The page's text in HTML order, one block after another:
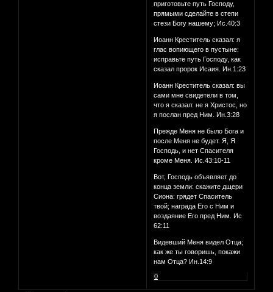
приготовьте путь Господу,
прямыми сделайте в степи
стези Богу нашему; Ис.40:3
Иоанн Креститель сказал: я
глас вопиющего в пустыне:
исправьте путь Господу, как
сказал пророк Исаия. Ин.1:23
Иоанн Креститель сказал: вы
сами мне свидетели в том,
что я сказал: не я Христос, но
я послан пред Ним. Ин.3:28
Прежде Меня не было Бога и
после Меня не будет. Я, Я
Господь, и нет Спасителя
кроме Меня. Ис.43:10-11
Вот, Господь объявляет до
конца земли: скажите дщери
Сиона: грядет Спаситель
твой; награда Его с Ним и
воздаяние Его пред Ним. Ис
62:11
Видевший Меня видел Отца;
как же ты говоришь, покажи
нам Отца? Ин.14:9
0